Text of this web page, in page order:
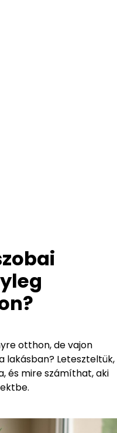
otthon, de vajon
lakásban? Leteszteltük,
és mire számíthat, aki